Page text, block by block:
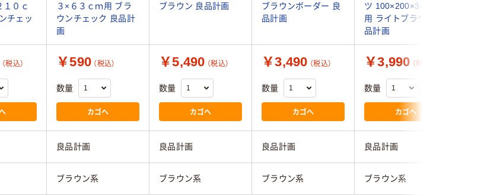
１０ｃ
チェッ
３×６３ｃｍ用 ブラ
ウンチェック 良品計
画
ブラウン 良品計画
ブラウンボーダー 良
品計画
ツ 100×200×3-10cm
用 ライトブラウン 良
品計画
（税込） ￥590 （税込）
数量
カゴへ
￥5,490 （税込）
数量
カゴへ
￥3,490 （税込）
数量
カゴへ
￥3,990 （税込）
数量
カゴへ
良品計画 良品計画 良品計画 良品計画
ブラウン系 ブラウン系 ブラウン系 ブラウン系